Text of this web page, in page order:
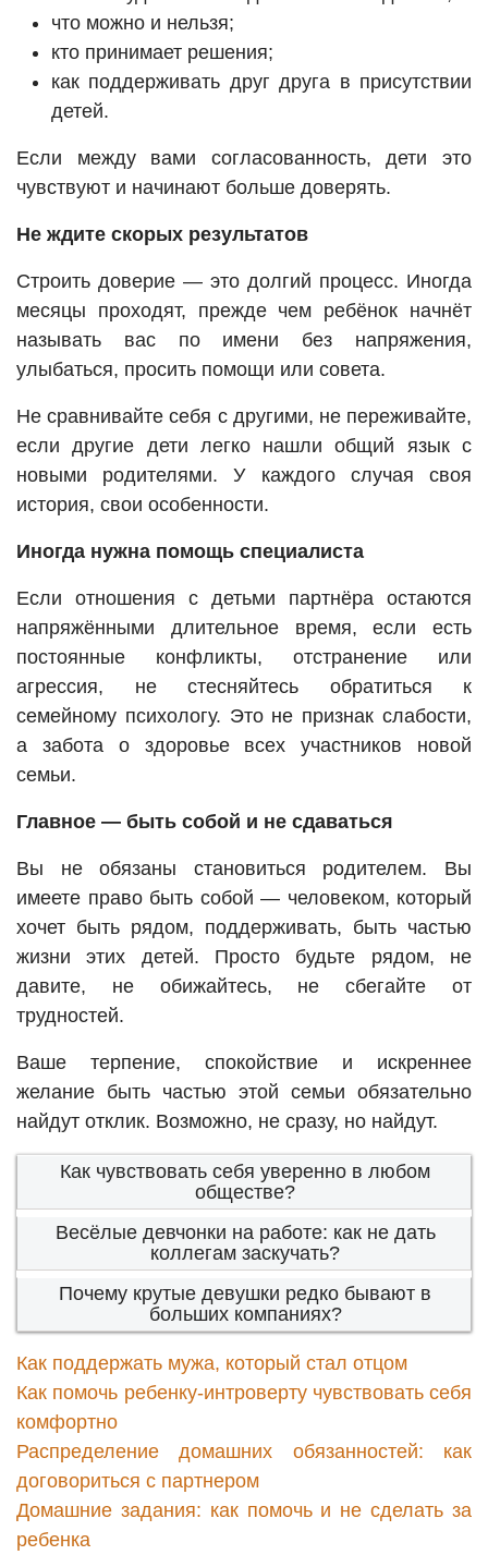
что можно и нельзя;
кто принимает решения;
как поддерживать друг друга в присутствии
детей.
Если между вами согласованность, дети это
чувствуют и начинают больше доверять.
Не ждите скорых результатов
Строить доверие — это долгий процесс. Иногда
месяцы проходят, прежде чем ребёнок начнёт
называть вас по имени без напряжения,
улыбаться, просить помощи или совета.
Не сравнивайте себя с другими, не переживайте,
если другие дети легко нашли общий язык с
новыми родителями. У каждого случая своя
история, свои особенности.
Иногда нужна помощь специалиста
Если отношения с детьми партнёра остаются
напряжёнными длительное время, если есть
постоянные конфликты, отстранение или
агрессия, не стесняйтесь обратиться к
семейному психологу. Это не признак слабости,
а забота о здоровье всех участников новой
семьи.
Главное — быть собой и не сдаваться
Вы не обязаны становиться родителем. Вы
имеете право быть собой — человеком, который
хочет быть рядом, поддерживать, быть частью
жизни этих детей. Просто будьте рядом, не
давите, не обижайтесь, не сбегайте от
трудностей.
Ваше терпение, спокойствие и искреннее
желание быть частью этой семьи обязательно
найдут отклик. Возможно, не сразу, но найдут.
Как чувствовать себя уверенно в любом
обществе?
Весёлые девчонки на работе: как не дать
коллегам заскучать?
Почему крутые девушки редко бывают в
больших компаниях?
Как поддержать мужа, который стал отцом
Как помочь ребенку-интроверту чувствовать себя
комфортно
Распределение домашних обязанностей: как
договориться с партнером
Домашние задания: как помочь и не сделать за
ребенка